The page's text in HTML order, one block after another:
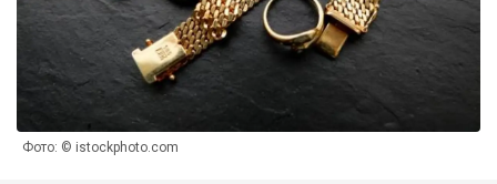
Фото: © istockphoto.com